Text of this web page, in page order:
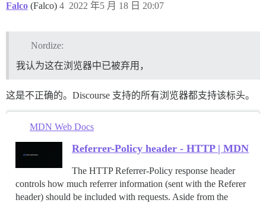
Falco (Falco) 2022 年5 月 18 日 20:07
4
Nordize:
我认为这在浏览器中已被弃用，
这是不正确的。Discourse 支持的所有浏览器都支持该标头。
MDN Web Docs
Referrer-Policy header - HTTP | MDN
The HTTP Referrer-Policy response header
controls how much referrer information (sent with the Referer
header) should be included with requests. Aside from the